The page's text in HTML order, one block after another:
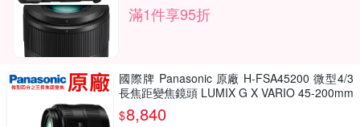
滿1件享95折
國際牌 Panasonic 原廠 H-FSA45200 微型4/3
長焦距變焦鏡頭 LUMIX G X VARIO 45-200mm
單眼鏡頭 相機
$8,840